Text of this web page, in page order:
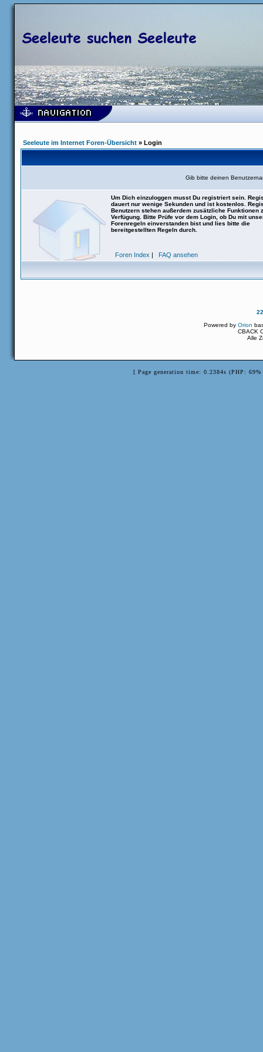
Seeleute im Internet Foren-Übersicht » Login
Gib bitte deinen
Um Dich einzuloggen musst Du registriert sein.
dauert nur wenige Sekunden und ist kostenlos.
Benutzern stehen außerdem zusätzliche Funktionen
Verfügung. Bitte Prüfe vor dem Login, ob Du mit
Forenregeln einverstanden bist und lies bitte die
bereitgestellten Regeln durch.
Foren Index | FAQ ansehen
Powered byOrion
CBACK
Alle
[ Page generation time: 0.2384s (PHP: